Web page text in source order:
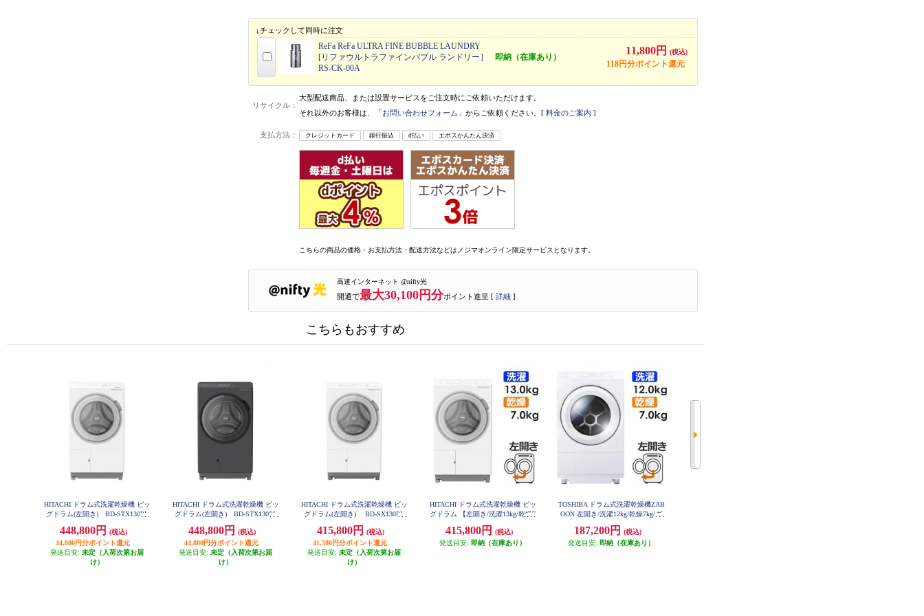
↓チェックして同時に注文
ReFa ReFa ULTRA FINE BUBBLE LAUNDRY
[リファウルトラファインバブル ランドリー］
RS-CK-00A
即納（在庫あり）
11,800円 (税込)
118円分ポイント還元
リサイクル：
大型配送商品、または設置サービスをご注文時にご依頼いただけます。
それ以外のお客様は、「お問い合わせフォーム 」からご依頼ください。[ 料金のご案内 ]
支払方法： クレジットカード 銀行振込 d払い エポスかんたん決済
こちらの商品の価格・お支払方法・配送方法などはノジマオンライン限定サービスとなります。
高速インターネット @nifty光
開通で最大30,100円分ポイント進呈 [ 詳細 ]
こちらもおすすめ
HITACHI ドラム式洗濯乾燥機 ビッ
グドラム(左開き) BD-STX130PL
448,800円
(税込)
44,880円分ポイント還元
発送目安: 未定（入荷次第お届
け）
HITACHI ドラム式洗濯乾燥機 ビッ
グドラム(左開き) BD-STX130PL
448,800円
(税込)
44,880円分ポイント還元
発送目安: 未定（入荷次第お届
け）
HITACHI ドラム式洗濯乾燥機 ビッ
グドラム(左開き) BD-SX130PL
415,800円
(税込)
41,580円分ポイント還元
発送目安: 未定（入荷次第お届
け）
HITACHI ドラム式洗濯乾燥機 ビッ
グドラム 【左開き/洗濯13kg/乾燥7
品 BD-SX130ML-W
415,800円
(税込)
発送目安: 即納（在庫あり）
TOSHIBA ドラム式洗濯乾燥機ZAB
OON 左開き/洗濯12kg/乾燥7kg/グ
TW-127XM5L-W
187,200円
(税込)
発送目安: 即納（在庫あり）